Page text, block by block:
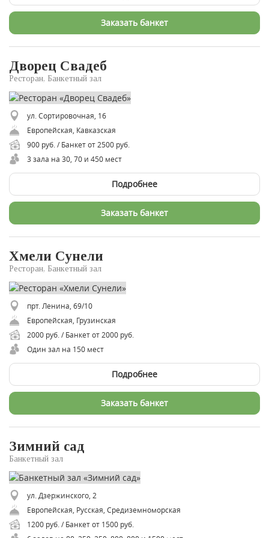
Заказать банкет
Дворец Свадеб
Ресторан, Банкетный зал
ул. Сортировочная, 16
Европейская, Кавказская
900 руб. / Банкет от 2500 руб.
3 зала на 30, 70 и 450 мест
Подробнее
Заказать банкет
Хмели Сунели
Ресторан, Банкетный зал
прт. Ленина, 69/10
Европейская, Грузинская
2000 руб. / Банкет от 2000 руб.
Один зал на 150 мест
Подробнее
Заказать банкет
Зимний сад
Банкетный зал
ул. Дзержинского, 2
Европейская, Русская, Средиземноморская
1200 руб. / Банкет от 1500 руб.